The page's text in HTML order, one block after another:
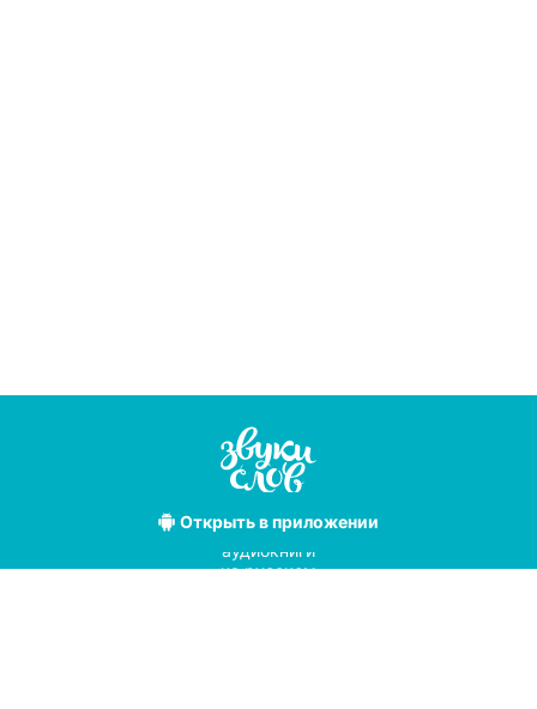
Открытьв приложении
Лучшие
аудиокниги
на русском